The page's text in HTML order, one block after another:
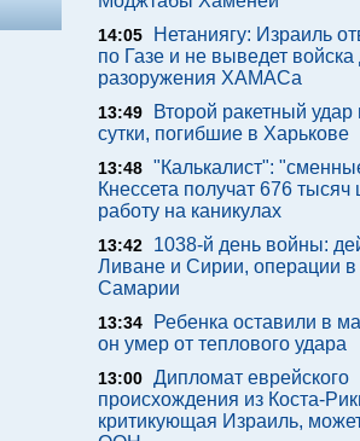
14:05
Нетаниягу: Израиль
по Газе и не выведет войска
разоружения ХАМАСа
13:49
Второй ракетный удар
сутки, погибшие в Харькове
13:48 "Калькалист":
Кнессета получат 676 тысяч
работу на каникулах
13:42
1038-й день войны:
Ливане и Сирии, операции в
Самарии
13:34
Ребенка оставили в
он умер от теплового удара
13:00 Дипломат еврейского
происхождения из Коста-
критикующая Израиль,